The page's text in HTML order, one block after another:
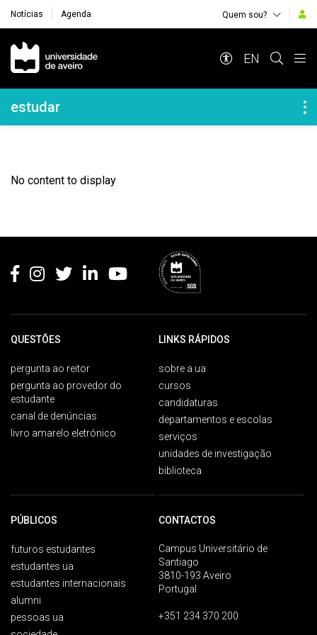
Notícias Agenda Quem sou?
Navegação Principal
EN
Navegação Lateral
estudar
No content to display
QUESTÕES
pergunta ao reitor
pergunta ao provedor do
estudante
canal de denúncias
livro amarelo eletrónico
LINKS RÁPIDOS
sobre a ua
cursos
candidaturas
departamentos e escolas
serviços
unidades de investigação
biblioteca
PÚBLICOS
futuros estudantes
estudantes ua
estudantes internacionais
alumni
pessoas ua
CONTACTOS
Campus Universitário de
Santiago
3810-193 Aveiro
Portugal
+351 234 370 200